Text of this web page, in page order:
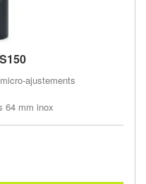
ajustements
64 mm inox